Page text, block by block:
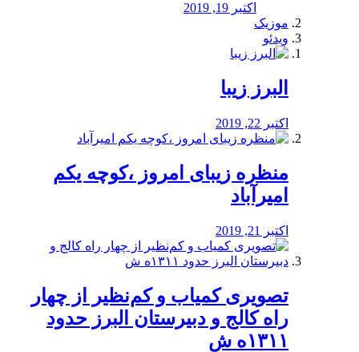
اکتبر 19, 2019
موزیک
ویدئو
البرز زیبا
اکتبر 22, 2019
منظره‌‌ زیبای امروز ،کوچه یکم
امیرآباد
اکتبر 21, 2019
️تصویری کمیاب و کم‌نظیر از چهار
راه كالج و دبيرستان البرز حدود
۱۳۱۱ه ش